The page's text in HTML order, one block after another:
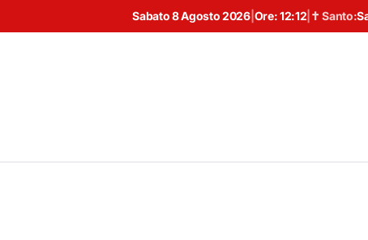
Sabato 8 Agosto 2026| Ore:12:12 ✝ Santo: